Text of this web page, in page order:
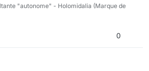
"autonome" - Holomidalia (Marque de
0